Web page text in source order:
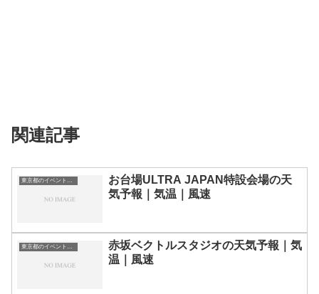
関連記事
東京都のイベント会場一覧
お台場ULTRA JAPAN特設会場の天
気予報｜気温｜風速
東京都のイベント会場一覧
赤坂ベクトルスタジオの天気予報｜気
温｜風速